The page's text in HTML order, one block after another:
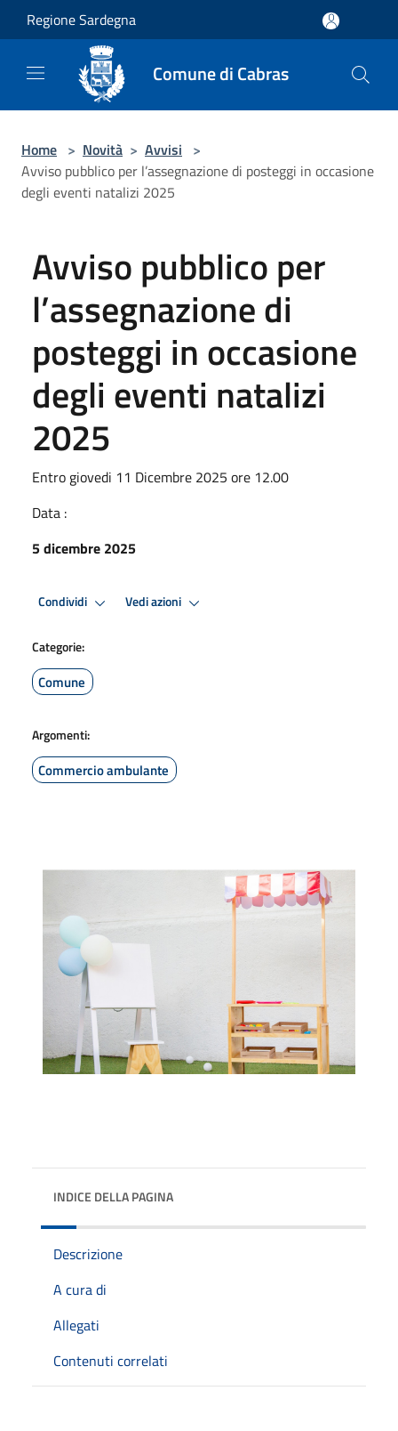
Salta al contenuto principale
Regione Sardegna
Comune di Cabras
Home > Novità > Avvisi >
Avviso pubblico per l’assegnazione di posteggi in occasione
degli eventi natalizi 2025
Avviso pubblico per
l’assegnazione di
posteggi in occasione
degli eventi natalizi
2025
Entro giovedi 11 Dicembre 2025 ore 12.00
Data :
5 dicembre 2025
Condividi Vedi azioni
Categorie:
Comune
Argomenti:
Commercio ambulante
INDICE DELLA PAGINA
Descrizione
A cura di
Allegati
Contenuti correlati